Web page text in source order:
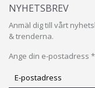
NYHETSBREV
Anmäl dig till vårt
& trenderna.
Ange din e-postadress *
Prenumerera